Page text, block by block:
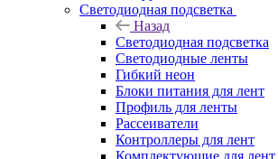
Светодиодная подсветка
Назад
Светодиодная подсветка
Светодиодные ленты
Гибкий неон
Блоки питания для лент
Профиль для ленты
Рассеиватели
Контроллеры для лент
Комплектующие для лент